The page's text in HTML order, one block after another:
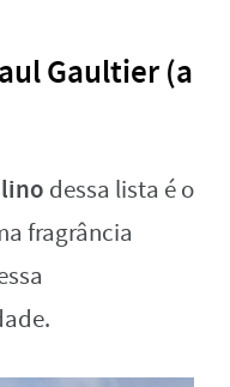
Gaultier (a
dessa lista é o
fragrância